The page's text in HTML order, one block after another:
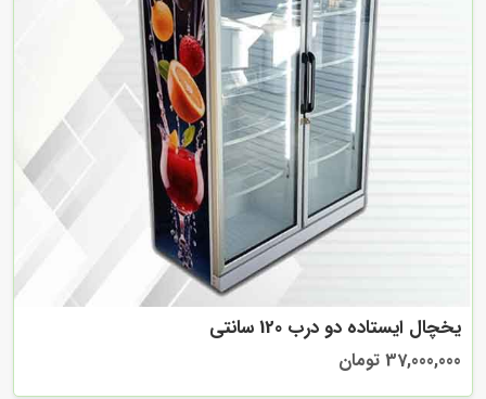
یخچال ایستاده دو درب 120 سانتی
37,000,000 تومان